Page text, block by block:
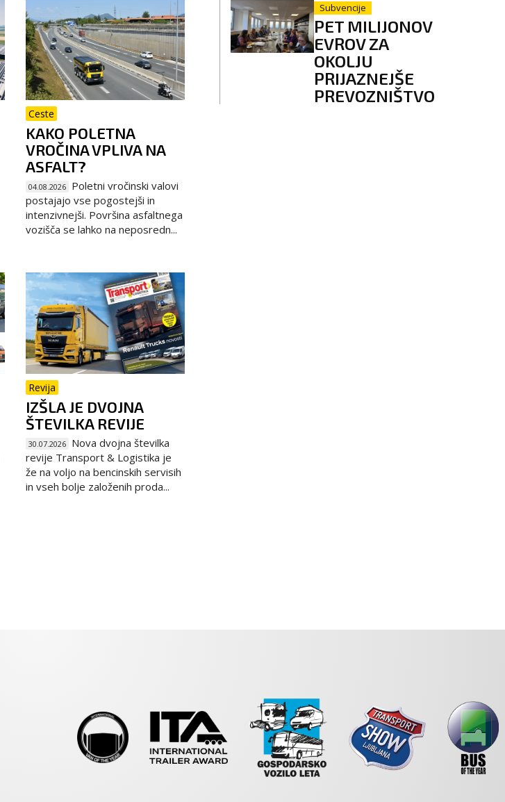
Ceste
KAKO POLETNA
VROČINA VPLIVA NA
ASFALT?
04.08.2026 Poletni vročinski valovi
postajajo vse pogostejši in
intenzivnejši. Površina asfaltnega
vozišča se lahko na neposredn...
Revija
IZŠLA JE DVOJNA
ŠTEVILKA REVIJE
30.07.2026 Nova dvojna številka
revije Transport & Logistika je
že na voljo na bencinskih servisih
in vseh bolje založenih proda...
Subvencije
PET MILIJONOV
EVROV ZA
OKOLJU
PRIJAZNEJŠE
PREVOZNIŠTVO